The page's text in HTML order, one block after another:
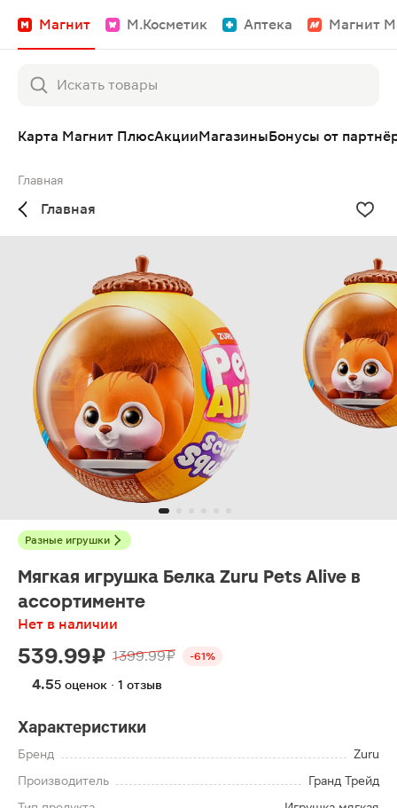
Магнит М.Косметик Аптека Магнит
Карта Магнит ПлюсАкцииМагазиныБонусы от
Главная
Главная
Разные игрушки
Мягкая игрушка Белка Zuru Pets Alive в
ассортименте
Нет в наличии
539.99 ₽ 1399.99 ₽ -61%
4.55 оценок · 1 отзыв
Характеристики
Бренд
Zuru
Производитель
Гранд Трейд